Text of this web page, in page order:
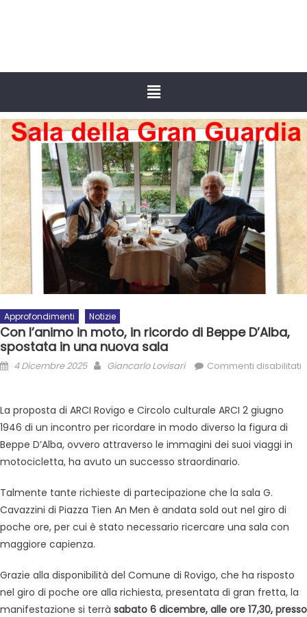
Approfondimenti Notizie
Con l’animo in moto, in ricordo di Beppe D’Alba,
spostata in una nuova sala
4 Dicembre 2025 Giancarlo Lovisari Commenti disabilitati
La proposta di ARCI Rovigo e Circolo culturale ARCI 2 giugno
1946 di un incontro per ricordare in modo diverso la figura di
Beppe D’Alba, ovvero attraverso le immagini dei suoi viaggi in
motocicletta, ha avuto un successo straordinario.
Talmente tante richieste di partecipazione che la sala G.
Cavazzini di Piazza Tien An Men è andata sold out nel giro di
poche ore, per cui è stato necessario ricercare una sala con
maggiore capienza.
Grazie alla disponibilità del Comune di Rovigo, che ha risposto
nel giro di poche ore alla richiesta, presentata di gran fretta, la
manifestazione si terrà sabato 6 dicembre, alle ore 17,30, presso